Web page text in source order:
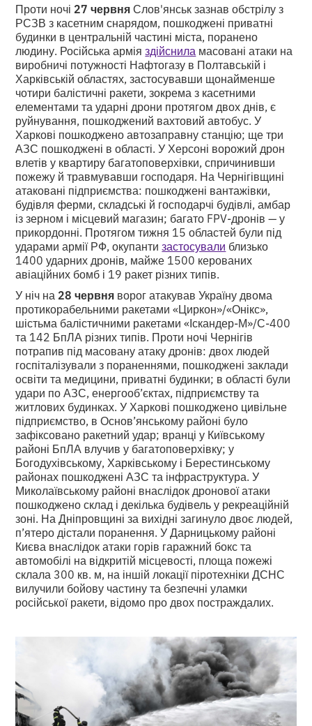
Проти ночі 27 червняСлов'янськ зазнав обстрілу з
РСЗВ з касетним снарядом, пошкоджені приватні
будинки в центральній частині міста, поранено
людину. Російська арміяздійснила масовані атаки на
виробничі потужності Нафтогазу в Полтавській і
Харківській областях, застосувавши щонайменше
чотири балістичні ракети, зокрема з касетними
елементами та ударні дрони протягом двох днів, є
руйнування, пошкоджений вахтовий автобус. У
Харкові пошкоджено автозаправну станцію; ще три
АЗС пошкоджені в області. У Херсоні ворожий дрон
влетів у квартиру багатоповерхівки, спричинивши
пожежу й травмувавши господаря. На Чернігівщині
атаковані підприємства: пошкоджені вантажівки,
будівля ферми, складські й господарчі будівлі, амбар
із зерном і місцевий магазин; багато FPV-дронів — у
прикордонні. Протягом тижня 15 областей були під
ударами армії РФ, окупантизастосували близько
1400 ударних дронів, майже 1500 керованих
авіаційних бомб і 19 ракет різних типів.
У ніч на 28 червня ворог атакував Україну двома
протикорабельними ракетами «Циркон»/«Онікс»,
шістьма балістичними ракетами «Іскандер-М»/С-400
та 142 БпЛА різних типів. Проти ночі Чернігів
потрапив під масовану атаку дронів: двох людей
госпіталізували з пораненнями, пошкоджені заклади
освіти та медицини, приватні будинки; в області були
удари по АЗС, енергооб’єктах, підприємству та
житлових будинках. У Харкові пошкоджено цивільне
підприємство, в Основ’янському районі було
зафіксовано ракетний удар; вранці у Київському
районі БпЛА влучив у багатоповерхівку; у
Богодухівському, Харківському і Берестинському
районах пошкоджені АЗС та інфраструктура. У
Миколаївському районі внаслідок дронової атаки
пошкоджено склад і декілька будівель у рекреаційній
зоні. На Дніпровщині за вихідні загинуло двоє людей,
п’ятеро дістали поранення. У Дарницькому районі
Києва внаслідок атаки горів гаражний бокс та
автомобілі на відкритій місцевості, площа пожежі
склала 300 кв. м, на іншій локації піротехніки ДСНС
вилучили бойову частину та безпечні уламки
російської ракети, відомо про двох постраждалих.